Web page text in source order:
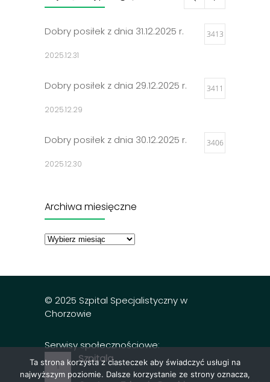
Dobry posiłek z dnia 31.12.2025 r. 3413
2025.12.31
Dobry posiłek z dnia 29.12.2025 r. 3411
2025.12.29
Dobry posiłek z dnia 30.12.2025 r. 3406
2025.12.30
2024.12.27
Dobry posiłek z dnia 23.12.2025 r.
Archiwa miesięczne
miesięczne
© 2025 Szpital Specjalistyczny w
Chorzowie
Serwisy społecznościowe:
Szpitala
Ta strona korzysta z ciasteczek aby świadczyć usługi na
najwyższym poziomie. Dalsze korzystanie ze strony oznacza,